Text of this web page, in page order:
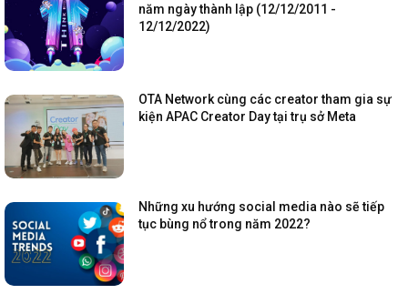
năm ngày thành lập (12/12/2011 -
12/12/2022)
OTA Network cùng các creator tham gia sự
kiện APAC Creator Day tại trụ sở Meta
Những xu hướng social media nào sẽ tiếp
tục bùng nổ trong năm 2022?